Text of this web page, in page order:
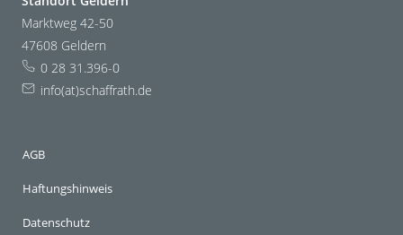
Marktweg 42-50
47608 Geldern
0 28 31.396-0
info(at)schaffrath.de
AGB
Haftungshinweis
Datenschutz